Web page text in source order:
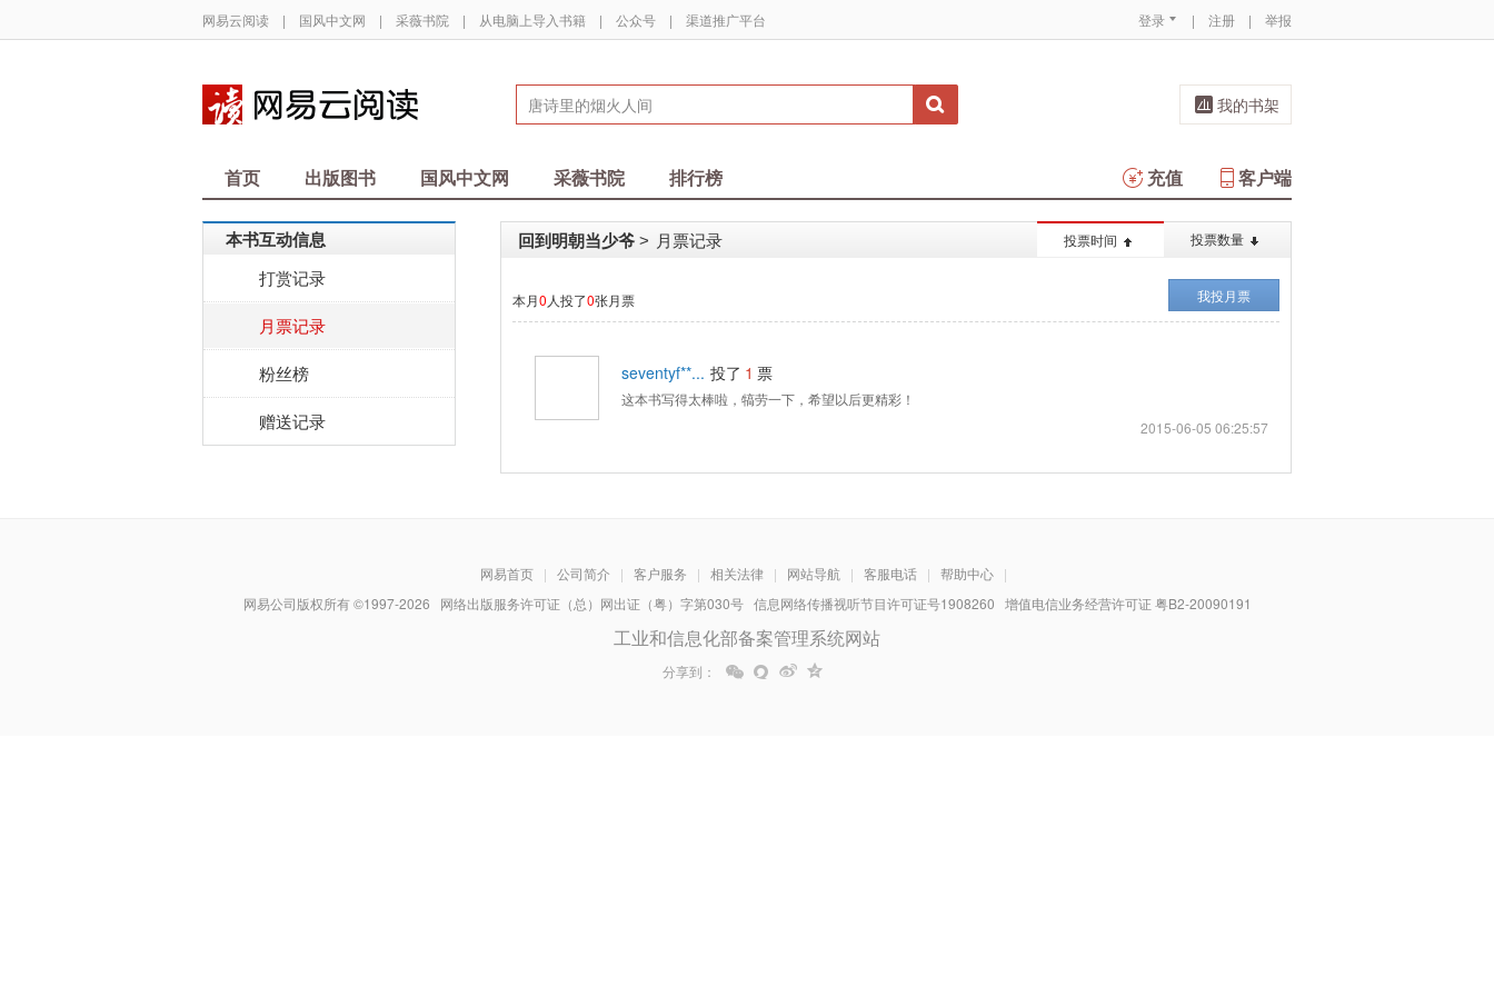
网易云阅读 | 国风中文网 | 采薇书院 | 从电脑上导入书籍 | 公众号 | 渠道推广平台 登录 | 注册 | 举报
我的书架
首页 出版图书 国风中文网 采薇书院 排行榜 客户端
充值
本书互动信息
打赏记录
月票记录
粉丝榜
赠送记录
投票时间 投票数量
回到明朝当少爷 > 月票记录
本月0 人投了0张月票 我投月票
seventyf**... 投了 1 票
这本书写得太棒啦，犒劳一下，希望以后更精彩！
2015-06-05 06:25:57
网易首页 | 公司简介 | 客户服务 | 相关法律 | 网站导航 | 客服电话 | 帮助中心 |
网易公司版权所有 ©1997-2026 网络出版服务许可证（总）网出证（粤）字第030号 信息网络传播视听节目许可证号1908260 增值电信业务经营许可证 粤B2-20090191
工业和信息化部备案管理系统网站
分享到：